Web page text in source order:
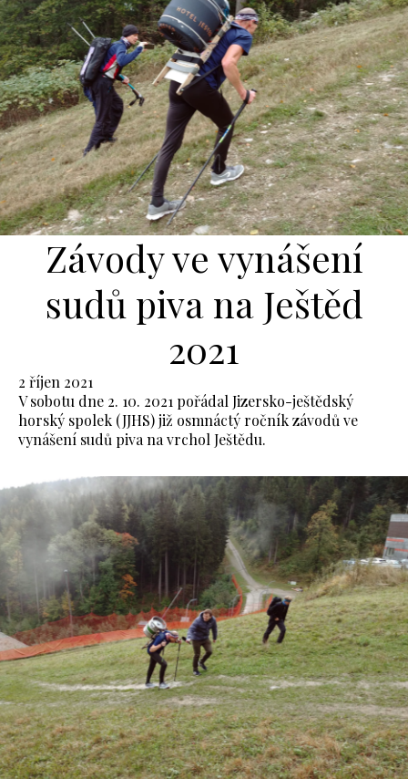
Závody ve vynášení
sudů piva na Ještěd
2021
2 říjen 2021
V sobotu dne 2. 10. 2021 pořádal Jizersko-ještědský
horský spolek (JJHS) již osmnáctý ročník závodů ve
vynášení sudů piva na vrchol Ještědu.